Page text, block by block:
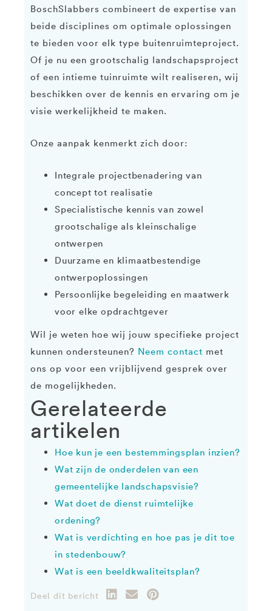
BoschSlabbers combineert de expertise van
beide disciplines om optimale oplossingen
te bieden voor elk type buitenruimteproject.
Of je nu een grootschalig landschapsproject
of een intieme tuinruimte wilt realiseren, wij
beschikken over de kennis en ervaring om je
visie werkelijkheid te maken.
Onze aanpak kenmerkt zich door:
Integrale projectbenadering van
concept tot realisatie
Specialistische kennis van zowel
grootschalige als kleinschalige
ontwerpen
Duurzame en klimaatbestendige
ontwerpoplossingen
Persoonlijke begeleiding en maatwerk
voor elke opdrachtgever
Wil je weten hoe wij jouw specifieke project
kunnen ondersteunen? Neem contact met
ons op voor een vrijblijvend gesprek over
de mogelijkheden.
Gerelateerde
artikelen
Hoe kun je een bestemmingsplan inzien?
Wat zijn de onderdelen van een
gemeentelijke landschapsvisie?
Wat doet de dienst ruimtelijke
ordening?
Wat is verdichting en hoe pas je dit toe
in stedenbouw?
Wat is een beeldkwaliteitsplan?
Deel dit bericht